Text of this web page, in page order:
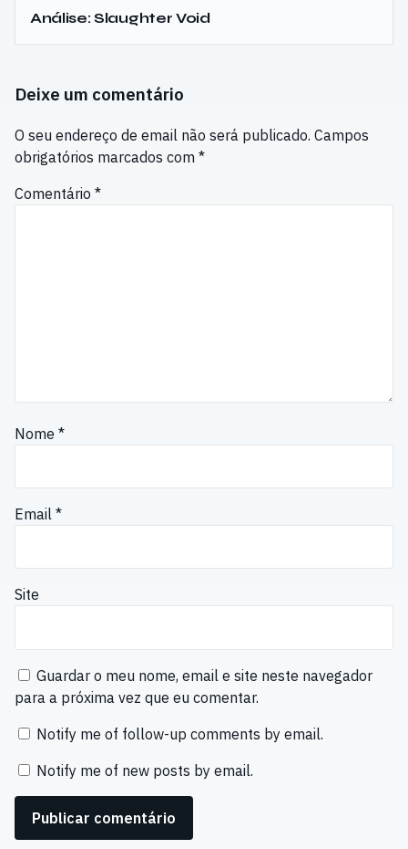
Análise: Slaughter Void
Deixe um comentário
O seu endereço de email não será publicado. Campos
obrigatórios marcados com *
Comentário *
Nome *
Email *
Site
Guardar o meu nome, email e site neste navegador
para a próxima vez que eu comentar.
Notify me of follow-up comments by email.
Notify me of new posts by email.